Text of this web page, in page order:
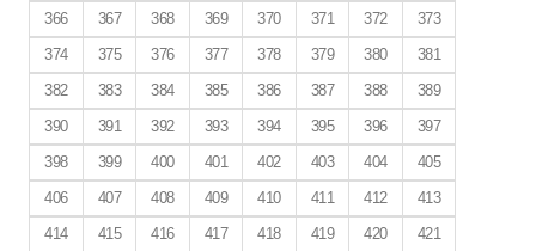
366
367 368 369 370 371 372
373
374
375 376 377 378 379 380
381
382
383 384 385 386 387 388
389
390
391 392 393 394 395 396
397
398
399 400 401 402 403 404
405
406
407 408 409 410 411 412
413
414
415 416 417 418 419 420
421